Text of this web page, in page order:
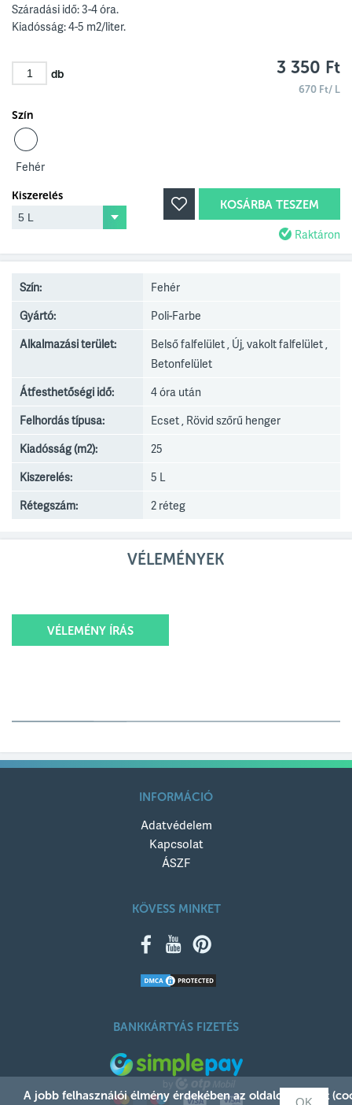
Száradási idő: 3-4 óra.
Kiadósság: 4-5 m2/liter.
db 3 350 Ft
670 Ft/ L
Szín
Fehér
Kiszerelés
KOSÁRBA TESZEM
Raktáron
Szín:
Fehér
Gyártó:
Poli-Farbe
Alkalmazási terület:
Belső falfelület , Új, vakolt falfelület ,
Betonfelület
Átfesthetőségi idő:
4 óra után
Felhordás típusa:
Ecset , Rövid szőrű henger
Kiadósság (m2):
25
Kiszerelés:
5 L
Rétegszám:
2 réteg
VÉLEMÉNYEK
VÉLEMÉNY ÍRÁS
Értékelésed címe
INFORMÁCIÓ
Adatvédelem
Kapcsolat
ÁSZF
KÖVESS MINKET
BANKKÁRTYÁS FIZETÉS
A jobb felhasználói élmény érdekében az oldalon sütiket
OK